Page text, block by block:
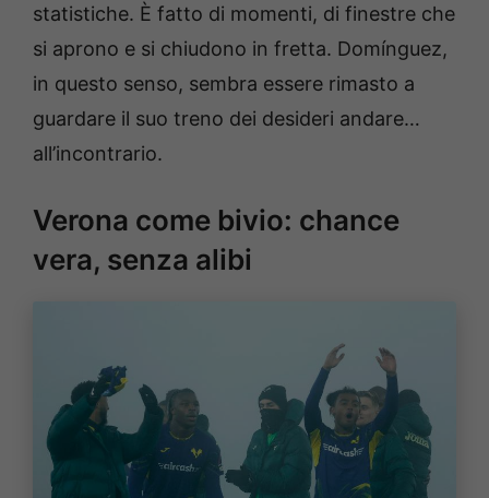
statistiche. È fatto di momenti, di finestre che
si aprono e si chiudono in fretta. Domínguez,
in questo senso, sembra essere rimasto a
guardare il suo treno dei desideri andare…
all’incontrario.
Verona come bivio: chance
vera, senza alibi